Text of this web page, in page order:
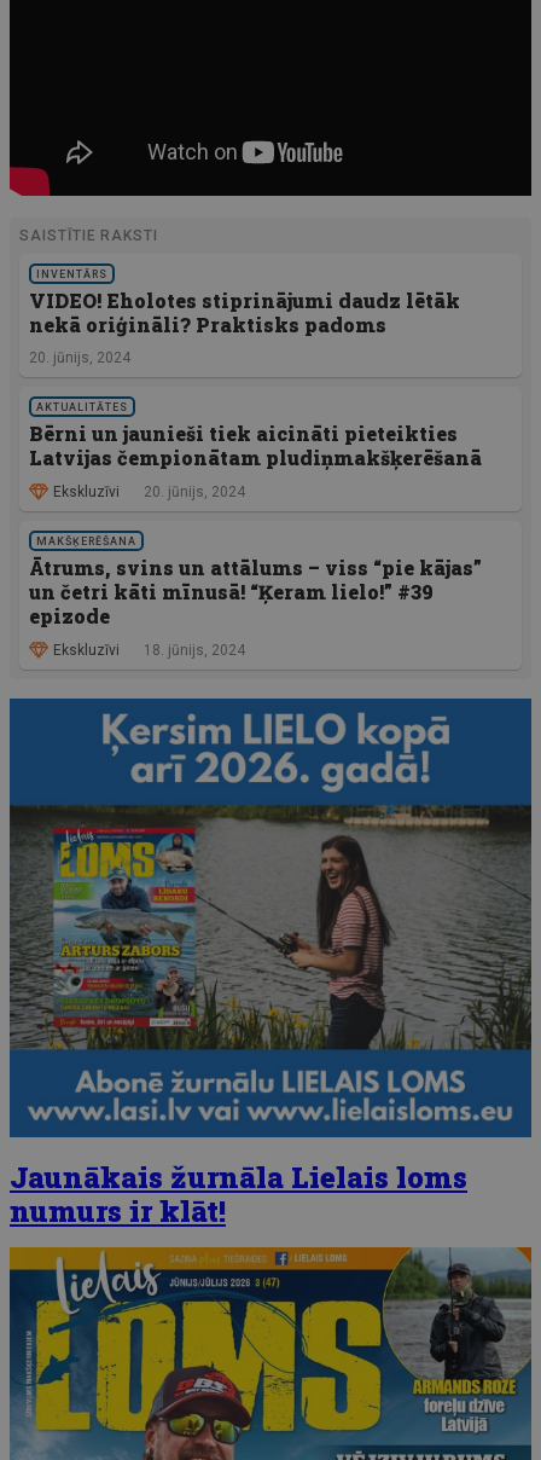
SAISTĪTIE RAKSTI
INVENTĀRS
VIDEO! Eholotes stiprinājumi daudz lētāk
nekā oriģināli? Praktisks padoms
20. jūnijs, 2024
AKTUALITĀTES
Bērni un jaunieši tiek aicināti pieteikties
Latvijas čempionātam pludiņmakšķerēšanā
Ekskluzīvi 20. jūnijs, 2024
MAKŠĶERĒŠANA
Ātrums, svins un attālums – viss “pie kājas”
un četri kāti mīnusā! “Ķeram lielo!” #39
epizode
Ekskluzīvi 18. jūnijs, 2024
Jaunākais žurnāla Lielais loms
numurs ir klāt!